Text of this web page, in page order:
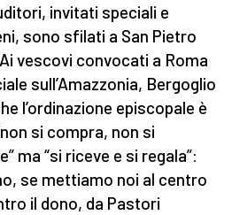
invitati speciali e
sono sfilati a San Pietro
vescovi convocati a Roma
sull’Amazzonia, Bergoglio
l’ordinazione episcopale è
si compra, non si
ma “si riceve e si regala”:
se mettiamo noi al centro
il dono, da Pastori